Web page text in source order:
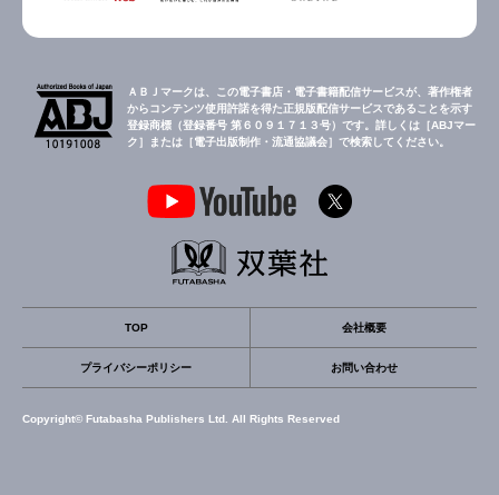
ＡＢＪマークは、この電子書店・電子書籍配信サービスが、著作権者
からコンテンツ使用許諾を得た正規版配信サービスであることを示す
登録商標（登録番号 第６０９１７１３号）です。詳しくは［ABJマー
ク］または［電子出版制作・流通協議会］で検索してください。
TOP 会社概要
プライバシーポリシー お問い合わせ
Copyright© Futabasha Publishers Ltd. All Rights Reserved